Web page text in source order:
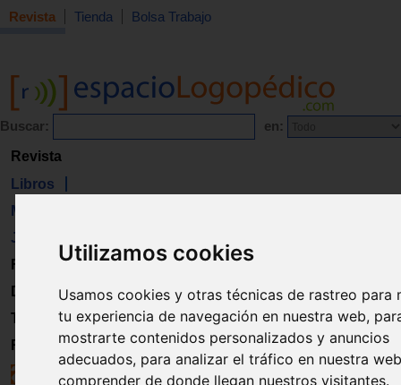
Utilizamos cookies
Usamos cookies y otras técnicas de rastreo para
tu experiencia de navegación en nuestra web,
mostrarte contenidos personalizados y anuncios
adecuados, para analizar el tráfico en nuestra
comprender de donde llegan nuestros visitantes.
Revista Tienda Bolsa Trabajo
Buscar: en:
Revista
Libros
Material
Juguetes
Formación
Directorio
Trabajo
Registro